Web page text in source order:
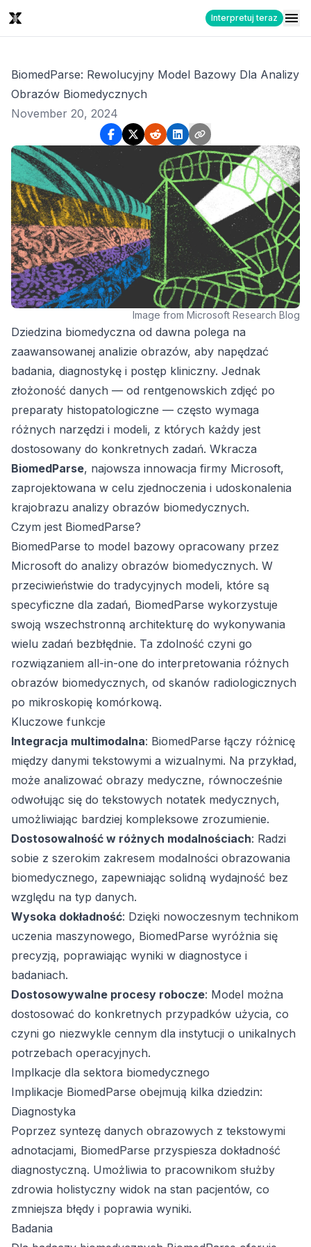
Interpretuj teraz
BiomedParse: Rewolucyjny Model Bazowy Dla Analizy
Obrazów Biomedycznych
November 20, 2024
Image from Microsoft Research Blog
Dziedzina biomedyczna od dawna polega na
zaawansowanej analizie obrazów, aby napędzać
badania, diagnostykę i postęp kliniczny. Jednak
złożoność danych — od rentgenowskich zdjęć po
preparaty histopatologiczne — często wymaga
różnych narzędzi i modeli, z których każdy jest
dostosowany do konkretnych zadań. Wkracza
BiomedParse, najowsza innowacja firmy Microsoft,
zaprojektowana w celu zjednoczenia i udoskonalenia
krajobrazu analizy obrazów biomedycznych.
Czym jest BiomedParse?
BiomedParse to model bazowy opracowany przez
Microsoft do analizy obrazów biomedycznych. W
przeciwieństwie do tradycyjnych modeli, które są
specyficzne dla zadań, BiomedParse wykorzystuje
swoją wszechstronną architekturę do wykonywania
wielu zadań bezbłędnie. Ta zdolność czyni go
rozwiązaniem all-in-one do interpretowania różnych
obrazów biomedycznych, od skanów radiologicznych
po mikroskopię komórkową.
Kluczowe funkcje
Integracja multimodalna: BiomedParse łączy różnicę
między danymi tekstowymi a wizualnymi. Na przykład,
może analizować obrazy medyczne, równocześnie
odwołując się do tekstowych notatek medycznych,
umożliwiając bardziej kompleksowe zrozumienie.
Dostosowalność w różnych modalnościach: Radzi
sobie z szerokim zakresem modalności obrazowania
biomedycznego, zapewniając solidną wydajność bez
względu na typ danych.
Wysoka dokładność: Dzięki nowoczesnym technikom
uczenia maszynowego, BiomedParse wyróżnia się
precyzją, poprawiając wyniki w diagnostyce i
badaniach.
Dostosowywalne procesy robocze: Model można
dostosować do konkretnych przypadków użycia, co
czyni go niezwykle cennym dla instytucji o unikalnych
potrzebach operacyjnych.
Implkacje dla sektora biomedycznego
Implikacje BiomedParse obejmują kilka dziedzin:
Diagnostyka
Poprzez syntezę danych obrazowych z tekstowymi
adnotacjami, BiomedParse przyspiesza dokładność
diagnostyczną. Umożliwia to pracownikom służby
zdrowia holistyczny widok na stan pacjentów, co
zmniejsza błędy i poprawia wyniki.
Badania